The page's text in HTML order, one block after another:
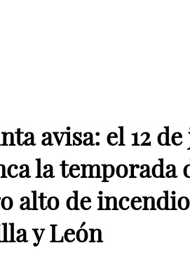
avisa: el 12
la temporada
alto de
y León